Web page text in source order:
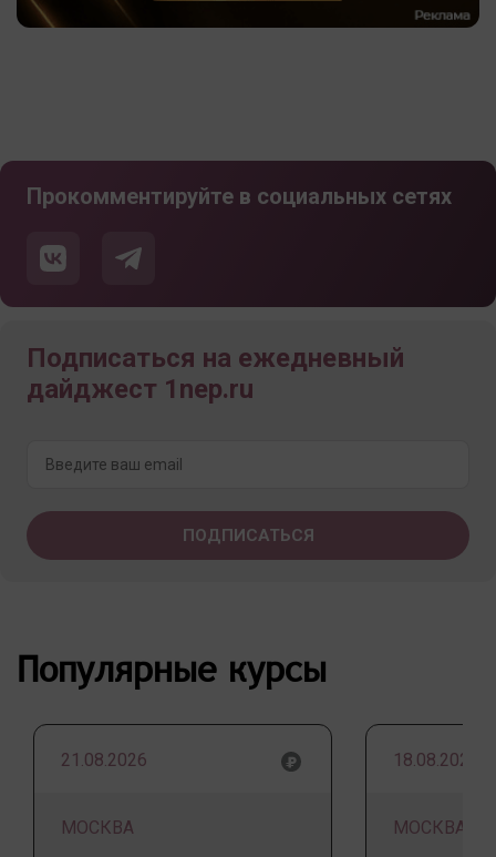
Прокомментируйте в социальных сетях
Подписаться на ежедневный
дайджест 1nep.ru
Популярные курсы
21.08.2026
МОСКВА
18.08.2026
МОСКВА